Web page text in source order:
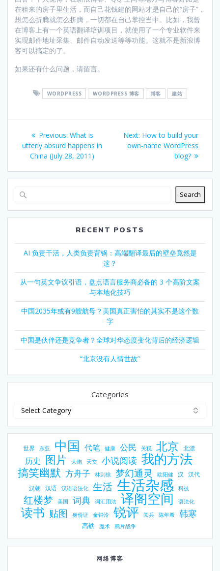
在租来的房子里生活，而自己花钱建的网站才是自己的“房子”，
想怎么折腾就怎么折腾，一切都在自己掌控当中。比如，我曾
在博客上有一个英语翻译培训项目，就使用了一个专业软件来
实现邮件地址采集、邮件自动发送等等功能。这就不是新浪博
客可以搞定的了。
如果还有什么问题，请留言。
WORDPRESS WORDPRESS 博客 博客 建站
Post
navigation
Previous: Previous
post:
What is
utterly absurd happens in
China (July 28, 2011)
Next: Next
post:
How to build your
own-name WordPress
blog?
Search
RECENT POSTS
AI 负责干活，人类负责背锅：高端翻译最后的壁垒竟然是
这？
从一句英文争议引语，盘点语言服务商必备的 3 个高阶文案
与本地化技巧
中国2035年或有9艘航母？美国真正害怕的其实不是这个数
字
中国是伙伴还是竞争者？全球对华态度变化背后的经济逻辑
“北京没有人情世故”
Categories
世界 东亚 中国 代笔 健康 公民 关税 北京 北漂
历史 图片 大炮 天文 小说阅读 我的方法
搞笑幽默 方舟子 林则徐 梦幻通灵 欧阳健 汉 汉代
汉朝 汉语 汉语语法化 生活 生活杂感 科技
红楼梦 美国 词典 词汇用法 译阁空间 语法化
读书 贴图 身份证 金钟泠 锐评 阅兵 陈年希 韩寒
高铁 魔术 鸦片战争
网络博客